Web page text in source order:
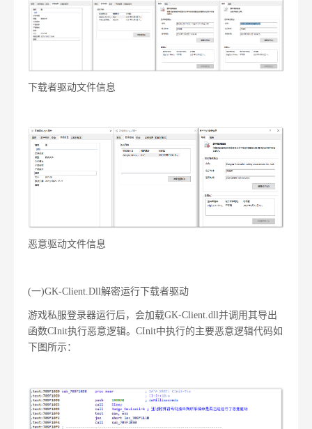
下载者驱动文件信息
恶意驱动文件信息
(一)GK-Client.Dll解密运行下载者驱动
游戏私服登录器运行后，会加载GK-Client.dll并调用其导出
函数CInit执行恶意逻辑。CInit中执行的主要恶意逻辑代码如
下图所示：